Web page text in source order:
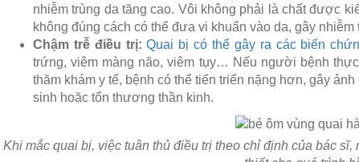
nhiễm trùng da tăng cao. Vôi không phải là chất được
không đúng cách có thể đưa vi khuẩn vào da, gây nhiễm
Chậm trễ điều trị:Quai bị có thể gây ra các biến
trứng, viêm màng não, viêm tụy… Nếu người bệnh
thăm khám y tế, bệnh có thể tiến triển nặng hơn, gây
sinh hoặc tổn thương thần kinh.
Khi mắc quai bị, việc tuân thủ điều trị theo chỉ định của bác